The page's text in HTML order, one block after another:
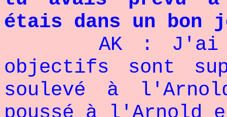
étais dans un bon
AK : J'ai
objectifs sont
soulevé à